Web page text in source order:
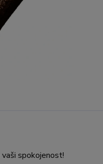
spokojenost!